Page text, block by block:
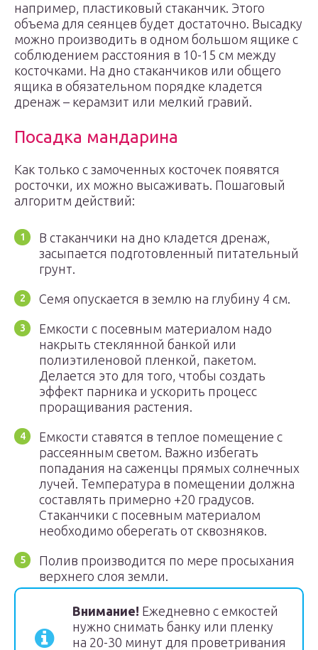
например, пластиковый стаканчик. Этого
объема для сеянцев будет достаточно. Высадку
можно производить в одном большом ящике с
соблюдением расстояния в 10-15 см между
косточками. На дно стаканчиков или общего
ящика в обязательном порядке кладется
дренаж – керамзит или мелкий гравий.
Посадка мандарина
Как только с замоченных косточек появятся
росточки, их можно высаживать. Пошаговый
алгоритм действий:
В стаканчики на дно кладется дренаж,
засыпается подготовленный питательный
грунт.
Семя опускается в землю на глубину 4 см.
Емкости с посевным материалом надо
накрыть стеклянной банкой или
полиэтиленовой пленкой, пакетом.
Делается это для того, чтобы создать
эффект парника и ускорить процесс
проращивания растения.
Емкости ставятся в теплое помещение с
рассеянным светом. Важно избегать
попадания на саженцы прямых солнечных
лучей. Температура в помещении должна
составлять примерно +20 градусов.
Стаканчики с посевным материалом
необходимо оберегать от сквозняков.
Полив производится по мере просыхания
верхнего слоя земли.
Внимание! Ежедневно с емкостей
нужно снимать банку или пленку
на 20-30 минут для проветривания